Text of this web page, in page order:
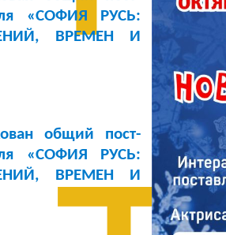
«СОФИЯ РУСЬ:
ВРЕМЕН И
общий пост-
«СОФИЯ РУСЬ:
ВРЕМЕН И